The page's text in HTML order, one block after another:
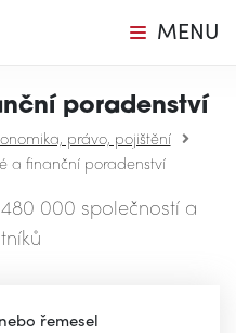
MENU
poradenství
právo, pojištění
a finanční poradenství
000 společností a
řemesel